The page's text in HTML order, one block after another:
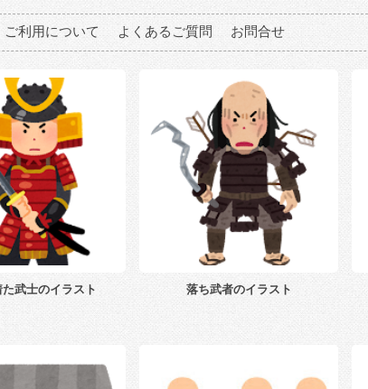
ご利用について よくあるご質問 お問合せ
武士のイラスト 落ち武者のイラスト